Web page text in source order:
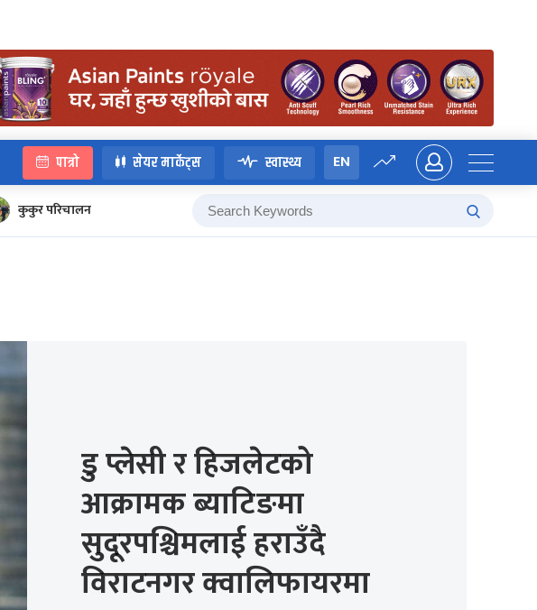
पात्रो सेयर मार्केट्स स्वास्थ्य EN
कुकुर परिचालन
डु प्लेसी र हिजलेटको
आक्रामक ब्याटिङमा
सुदूरपश्चिमलाई हराउँदै
विराटनगर क्वालिफायरमा